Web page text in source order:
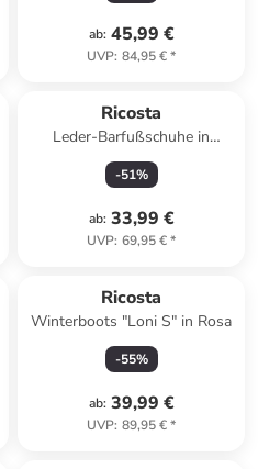
ab: 45,99 €
UVP: 84,95 €*
Ricosta
Leder-Barfußschuhe in
Hellbraun
-51%
ab: 33,99 €
UVP: 69,95 €*
Ricosta
Winterboots "Loni S" in Rosa
-55%
ab: 39,99 €
UVP: 89,95 €*